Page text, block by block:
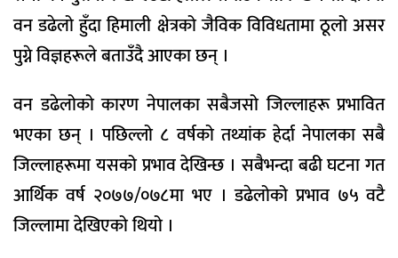
वन डढेलो हुँदा हिमाली क्षेत्रको जैविक विविधतामा ठूलो असर
पुग्ने विज्ञहरूले बताउँदै आएका छन् ।
वन डढेलोको कारण नेपालका सबैजसो जिल्लाहरू प्रभावित
भएका छन् । पछिल्लो ८ वर्षको तथ्यांक हेर्दा नेपालका सबै
जिल्लाहरूमा यसको प्रभाव देखिन्छ । सबैभन्दा बढी घटना गत
आर्थिक वर्ष २०७७/०७८मा भए । डढेलोको प्रभाव ७५ वटै
जिल्लामा देखिएको थियो ।